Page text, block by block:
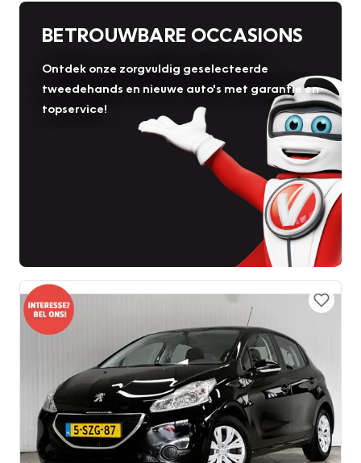
BETROUWBARE OCCASIONS
Ontdek onze zorgvuldig geselecteerde
tweedehands en nieuwe auto's met garantie en
topservice!